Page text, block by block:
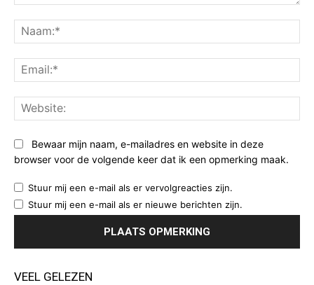
Bewaar mijn naam, e-mailadres en website in deze
browser voor de volgende keer dat ik een opmerking maak.
Stuur mij een e-mail als er vervolgreacties zijn.
Stuur mij een e-mail als er nieuwe berichten zijn.
VEEL GELEZEN